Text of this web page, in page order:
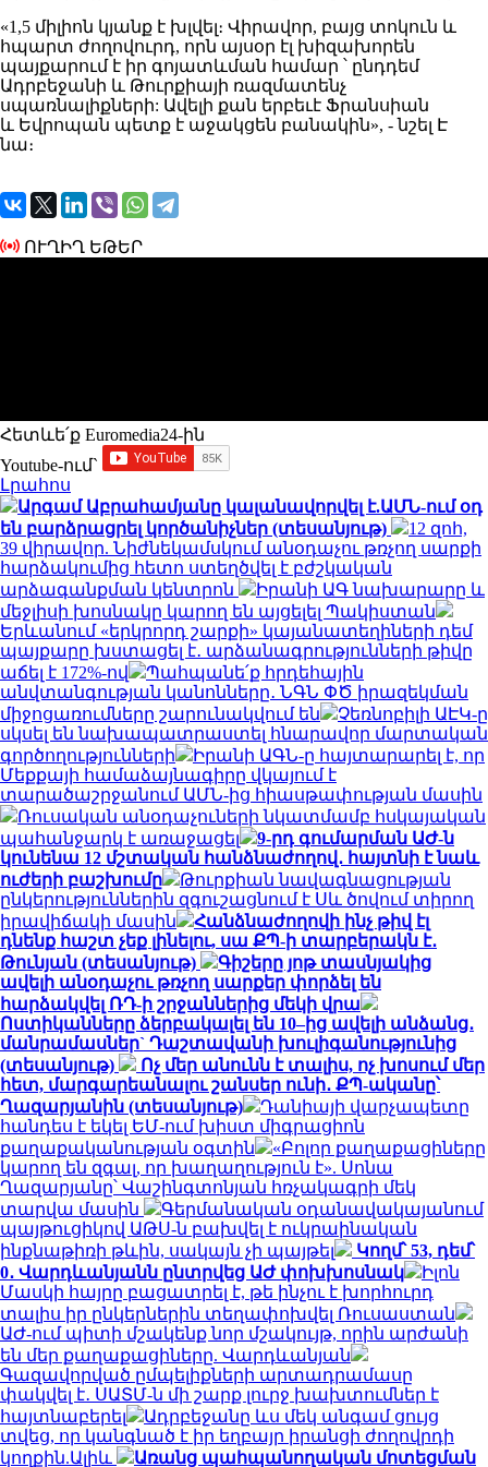
«1,5 միլիոն կյանք է խլվել։ Վիրավոր, բայց տոկուն և
հպարտ ժողովուրդ, որն այսօր էլ խիզախորեն
պայքարում է իր գոյատևման համար ՝ ընդդեմ
Ադրբեջանի և Թուրքիայի ռազմատենչ
սպառնալիքների: Ավելի քան երբեւէ Ֆրանսիան
և Եվրոպան պետք է աջակցեն բանակին», - նշել Է
նա։
ՈՒՂԻՂ ԵԹԵՐ
Հետևե՛ք Euromedia24-ին
Youtube-ում`
Լրահոս
Արգամ Աբրահամյանը կալանավորվել է.ԱՄՆ-ում օդ
են բարձրացրել կործանիչներ (տեսանյութ)
12 զոհ,
39 վիրավոր. Նիժնեկամսկում անօդաչու թռչող սարքի
հարձակումից հետո ստեղծվել է բժշկական
արձագանքման կենտրոն
Իրանի ԱԳ նախարարը և
մեջլիսի խոսնակը կարող են այցելել Պակիստան
Երևանում «երկրորդ շարքի» կայանատեղիների դեմ
պայքարը խստացել է․ արձանագրությունների թիվը
աճել է 172%-ով
Պահպանե՛ք հրդեհային
անվտանգության կանոնները․ ՆԳՆ ՓԾ իրազեկման
միջոցառումները շարունակվում են
Չեռնոբիլի ԱԷԿ-ը
սկսել են նախապատրաստել հնարավոր մարտական
գործողությունների
Իրանի ԱԳՆ-ը հայտարարել է, որ
Մեքքայի համաձայնագիրը վկայում է
տարածաշրջանում ԱՄՆ-ից հիասթափության մասին
Ռուսական անօդաչուների նկատմամբ հսկայական
պահանջարկ է առաջացել
9-րդ գումարման ԱԺ-ն
կունենա 12 մշտական հանձնաժողով․ հայտնի է նաև
ուժերի բաշխումը
Թուրքիան նավագնացության
ընկերություններին զգուշացնում է Սև ծովում տիրող
իրավիճակի մասին
Հանձնաժողովի ինչ թիվ էլ
դնենք հաշտ չեք լինելու, սա ՔՊ-ի տարբերակն է․
Թունյան (տեսանյութ)
Գիշերը յոթ տասնյակից
ավելի անօդաչու թռչող սարքեր փորձել են
հարձակվել ՌԴ-ի շրջաններից մեկի վրա
Ոստիկանները ձերբակալել են 10–ից ավելի անձանց․
մանրամասներ` Դաշտավանի խուլիգանությունից
(տեսանյութ)
Ոչ մեր անունն է տալիս, ոչ խոսում մեր
հետ, մարգարեանալու շանսեր ունի․ ՔՊ-ականը՝
Ղազարյանին (տեսանյութ)
Դանիայի վարչապետը
հանդես է եկել ԵՄ-ում խիստ միգրացիոն
քաղաքականության օգտին
«Բոլոր քաղաքացիները
կարող են զգալ, որ խաղաղություն է». Սոնա
Ղազարյանը՝ Վաշինգտոնյան հռչակագրի մեկ
տարվա մասին
Գերմանական օդանավակայանում
պայթուցիկով ԱԹՍ-ն բախվել է ուկրաինական
ինքնաթիռի թևին, սակայն չի պայթել
Կողմ՝ 53, դեմ՝
0․ Վարդևանյանն ընտրվեց ԱԺ փոխխոսնակ
Իլոն
Մասկի հայրը բացատրել է, թե ինչու է խորհուրդ
տալիս իր ընկերներին տեղափոխվել Ռուսաստան
ԱԺ-ում պիտի մշակենք նոր մշակույթ, որին արժանի
են մեր քաղաքացիները. Վարդևանյան
Գազավորված ըմպելիքների արտադրամասը
փակվել է․ ՍԱՏՄ-ն մի շարք լուրջ խախտումներ է
հայտնաբերել
Ադրբեջանը ևս մեկ անգամ ցույց
տվեց, որ կանգնած է իր եղբայր իրանցի ժողովրդի
կողքին.Ալիև
Առանց պահպանողական մոտեցման